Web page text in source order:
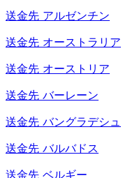
送金先 アルゼンチン
送金先 オーストラリア
送金先 オーストリア
送金先 バーレーン
送金先 バングラデシュ
送金先 バルバドス
送金先 ベルギー